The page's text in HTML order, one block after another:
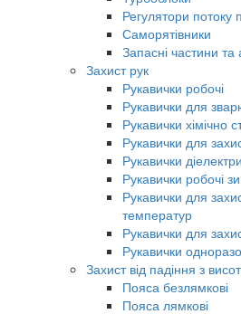
Регулятори потоку
Саморятівники
Запасні частини та
Захист рук
Рукавички робочі
Рукавички для
Рукавички хімічно
Рукавички для
Рукавички
Рукавички робочі
Рукавички для
температур
Рукавички для
Рукавички
Захист від падіння з
Пояса безлямкові
Пояса лямкові